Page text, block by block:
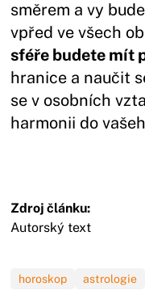
směrem a vy
vpřed ve všech
sféře budete mít
hranice a naučit
se v osobních
harmonii do
Zdroj článku:
Autorský text
horoskop astrologie